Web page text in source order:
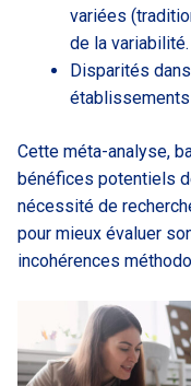
variées
de la variabilité.
Disparités
Cette méta-analyse,
bénéfices potentiels
nécessité de
pour mieux évaluer
incohérences